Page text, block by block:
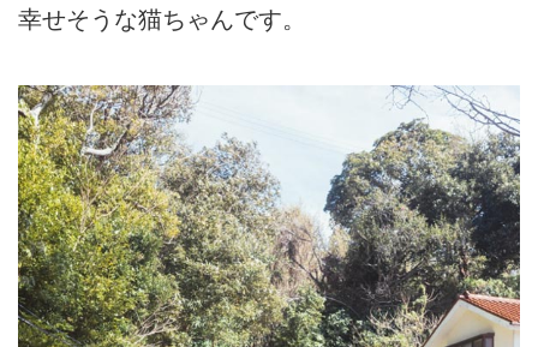
幸せそうな猫ちゃんです。